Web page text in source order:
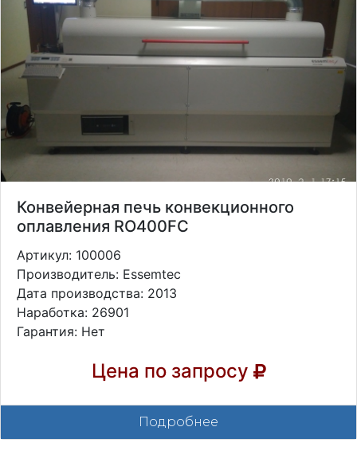
Конвейерная печь конвекционного
оплавления RO400FC
Артикул: 100006
Производитель: Essemtec
Дата производства: 2013
Наработка: 26901
Гарантия: Нет
Цена по запросу
Подробнее